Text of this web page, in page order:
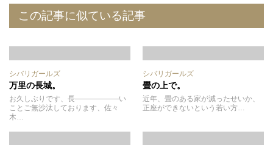
この記事に似ている記事
シバリガールズ
万里の長城。
お久しぶりです、長――――――い
ことご無沙汰しております、佐々
木…
シバリガールズ
畳の上で。
近年、畳のある家が減ったせいか、
正座ができないという若い方…